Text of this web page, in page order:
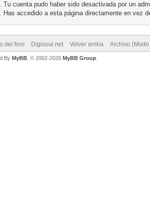
Tu cuenta pudo haber sido desactivada por un
Has accedido a esta página directamente en vez
del foro Digisoul.net Volver arriba Archivo
By MyBB, © 2002-2026 MyBB Group.